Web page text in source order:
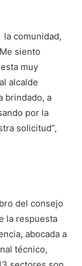
comunidad,
siento
muy
alcalde
brindado, a
por la
solicitud”,
del consejo
la respuesta
abocada a
técnico,